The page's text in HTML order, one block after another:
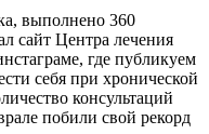
выполнено 360
сайт Центра лечения
где публикуем
себя при хронической
консультаций
побили свой рекорд